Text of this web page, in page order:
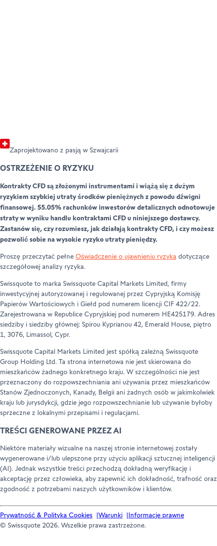
Zaprojektowano z pasją w Szwajcarii
OSTRZEŻENIE O RYZYKU
Kontrakty CFD są złożonymi instrumentami i wiążą się z dużym
ryzykiem szybkiej utraty środków pieniężnych z powodu dźwigni
finansowej. 55.05% rachunków inwestorów detalicznych odnotowuje
straty w wyniku handlu kontraktami CFD u niniejszego dostawcy.
Zastanów się, czy rozumiesz, jak działają kontrakty CFD, i czy możesz
pozwolić sobie na wysokie ryzyko utraty pieniędzy.
Proszę przeczytać pełne Oświadczenie o ujawnieniu ryzyka dotyczące
szczegółowej analizy ryzyka.
Swissquote to marka Swissquote Capital Markets Limited, firmy
inwestycyjnej autoryzowanej i regulowanej przez Cypryjską Komisję
Papierów Wartościowych i Giełd pod numerem licencji CIF 422/22.
Zarejestrowana w Republice Cypryjskiej pod numerem HE425179. Adres
siedziby i siedziby głównej: Spirou Kyprianou 42, Emerald House, piętro
1, 3076, Limassol, Cypr.
Swissquote Capital Markets Limited jest spółką zależną Swissquote
Group Holding Ltd. Ta strona internetowa nie jest skierowana do
mieszkańców żadnego konkretnego kraju. W szczególności nie jest
przeznaczony do rozpowszechniania ani używania przez mieszkańców
Stanów Zjednoczonych, Kanady, Belgii ani żadnych osób w jakimkolwiek
kraju lub jurysdykcji, gdzie jego rozpowszechnianie lub używanie byłoby
sprzeczne z lokalnymi przepisami i regulacjami.
TREŚCI GENEROWANE PRZEZ AI
Niektóre materiały wizualne na naszej stronie internetowej zostały
wygenerowane i/lub ulepszone przy użyciu aplikacji sztucznej inteligencji
(AI). Jednak wszystkie treści przechodzą dokładną weryfikację i
akceptację przez człowieka, aby zapewnić ich dokładność, trafność oraz
zgodność z potrzebami naszych użytkowników i klientów.
Prywatność & Polityka Cookies Warunki
Informacje prawne
© Swissquote 2026. Wszelkie prawa zastrzeżone.